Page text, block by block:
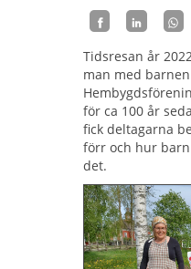
Tidsresan år
man med
för ca 100 år
fick deltagarna
förr och hur
det.